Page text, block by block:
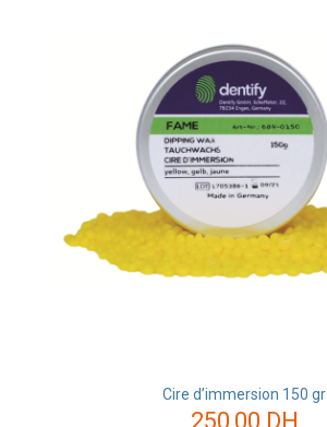
Cire d’immersion 150 gr
250,00 DH